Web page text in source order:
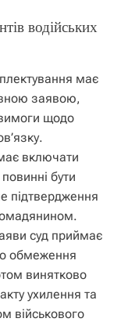
водійських
має
заявою,
щодо
включати
бути
підтвердження
суд приймає
обмеження
винятково
ухилення та
військового